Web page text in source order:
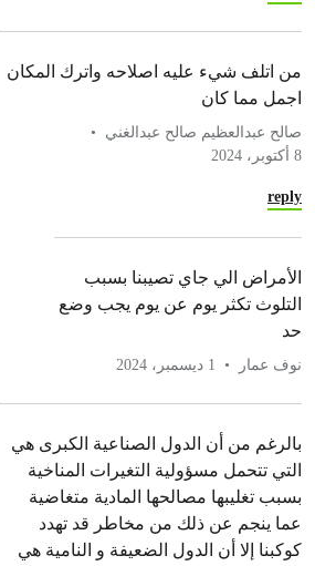
من اتلف شيء عليه اصلاحه واترك المكان
اجمل مما كان
صالح عبدالعظيم صالح عبدالغني
8 أكتوبر، 2024
reply
الأمراض الي جاي تصيبنا بسبب
التلوث تكثر يوم عن يوم يجب وضع
حد
نوف عمار 1 ديسمبر، 2024
بالرغم من أن الدول الصناعية الكبرى هي
التي تتحمل مسؤولية التغيرات المناخية
بسبب تغليبها مصالحها المادية متغاضية
عما ينجم عن ذلك من مخاطر قد تهدد
كوكبنا إلا أن الدول الضعيفة و النامية هي